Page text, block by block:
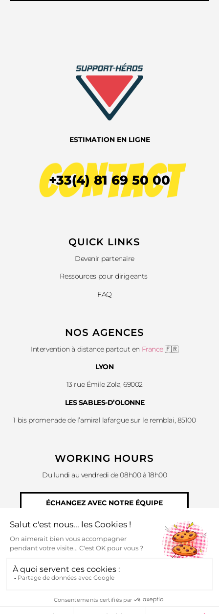
ESTIMATION EN LIGNE
+33(4) 81 69 50 00
CONTACT
QUICK LINKS​
Devenir partenaire
Ressources pour dirigeants
FAQ
NOS AGENCES
Intervention à distance partout en France🇫🇷
LYON
13 rue Émile Zola, 69002
LES SABLES-D’OLONNE
1 bis promenade de l’amiral lafargue sur le remblai, 85100
WORKING HOURS
Du lundi au vendredi de 08h00 à 18h00
ÉCHANGEZ AVEC NOTRE ÉQUIPE